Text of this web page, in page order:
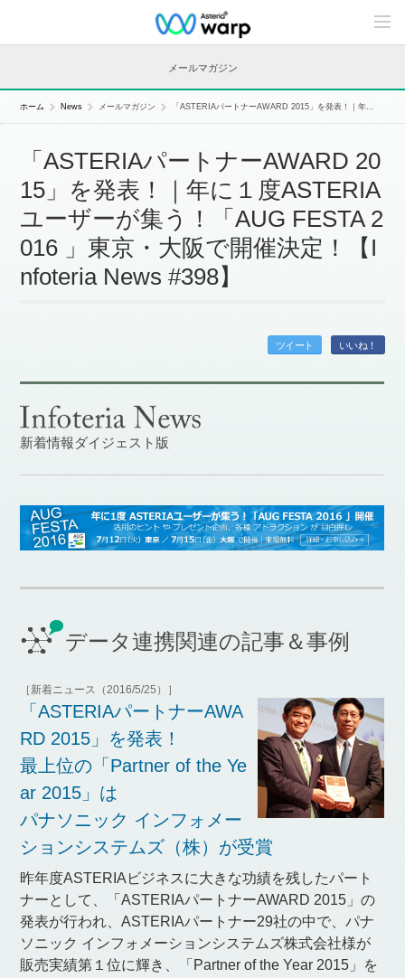
C
n
n
メールマガジン
ホーム News メールマガジン 「ASTERIAパートナーAWARD 2015」を発表！｜年...
「ASTERIAパートナーAWARD 20
15」を発表！｜年に１度ASTERIA
ユーザーが集う！「AUG FESTA 2
016 」東京・大阪で開催決定！【I
nfoteria News #398】
ツイート いいね！
新着情報ダイジェスト版
データ連携関連の記事＆事例
［新着ニュース（2016/5/25）］
「ASTERIAパートナーAWA
RD 2015」を発表！
最上位の「Partner of the Ye
ar 2015」は
パナソニック インフォメー
ションシステムズ（株）が受賞
昨年度ASTERIAビジネスに大きな功績を残したパート
ナーとして、「ASTERIAパートナーAWARD 2015」の
発表が行われ、ASTERIAパートナー29社の中で、パナ
ソニック インフォメーションシステムズ株式会社様が
販売実績第１位に輝き、「Partner of the Year 2015」を